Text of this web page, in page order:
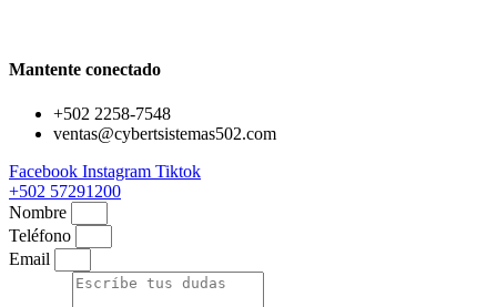
Mantente conectado
+502 2258-7548
ventas@cybertsistemas502.com
Facebook Instagram Tiktok
+502 57291200
Nombre
Teléfono
Email